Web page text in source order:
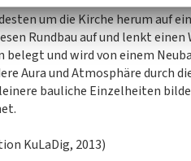
um die Kirche herum auf
Rundbau auf und lenkt
und wird von einem
Aura und Atmosphäre durch
bauliche Einzelheiten
KuLaDig, 2013)